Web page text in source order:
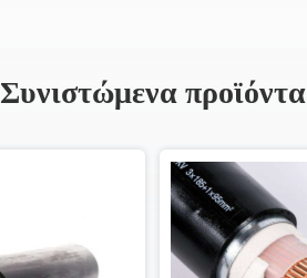
Συνιστώμενα προϊόντα